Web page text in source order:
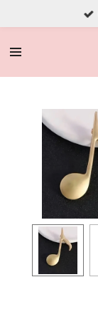
direct
naar
hoofdinhoud